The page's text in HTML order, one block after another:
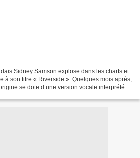
Sidney Samson explose dans les charts et
à son titre « Riverside ». Quelques mois après,
se dote d’une version vocale interprétée